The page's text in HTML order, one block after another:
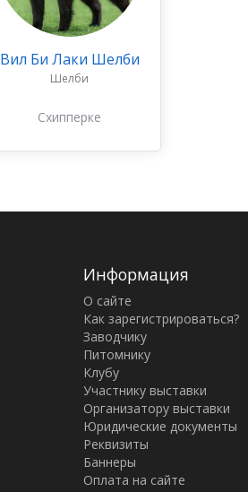
Вил Би Лаки Шелби
Шелби
Схипперке
Информация
О сайте
Как зарегистрироваться?
Заводчику
Питомнику
Клубу
Участнику выставки
Организатору выставки
Юридические документы
Реквизиты
Баннеры
Оплата на сайте